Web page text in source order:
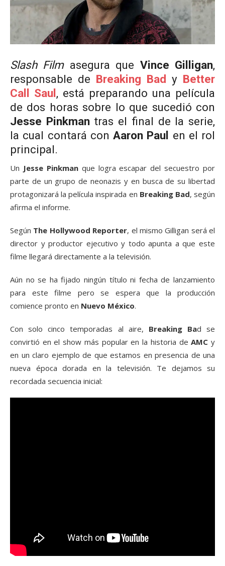
Slash Filmasegura que Vince Gilligan,
responsable de Breaking Bad y Better
Call Saul, está preparando una película
de dos horas sobre lo que sucedió con
Jesse Pinkmantras el final de la serie,
la cual contará con Aaron Paul en el rol
principal.
Un Jesse Pinkmanque logra escapar del secuestro por
parte de un grupo de neonazis y en busca de su libertad
protagonizará la película inspirada en Breaking Bad, según
afirma el informe.
Según The Hollywood Reporter, el mismo Gilligan será el
director y productor ejecutivo y todo apunta a que este
filme llegará directamente a la televisión.
Aún no se ha fijado ningún título ni fecha de lanzamiento
para este filme pero se espera que la producción
comience pronto en Nuevo México.
Con solo cinco temporadas al aire, Breaking Bad se
convirtió en el show más popular en la historia deAMC y
en un claro ejemplo de que estamos en presencia de una
nueva época dorada en la televisión. Te dejamos su
recordada secuencia inicial: